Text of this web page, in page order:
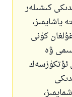
كىشىلەر
ياشايمىز،
كۈنى
ۋە
ئۆتكۈزسەك